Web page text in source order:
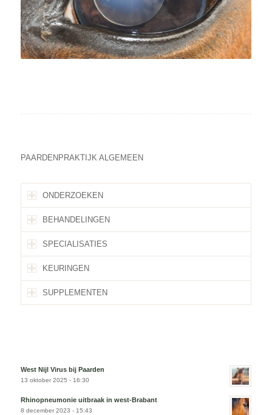
PAARDENPRAKTIJK ALGEMEEN
ONDERZOEKEN
BEHANDELINGEN
SPECIALISATIES
KEURINGEN
SUPPLEMENTEN
West Nijl Virus bij Paarden
13 oktober 2025 - 16:30
Rhinopneumonie uitbraak in west-Brabant
8 december 2023 - 15:43